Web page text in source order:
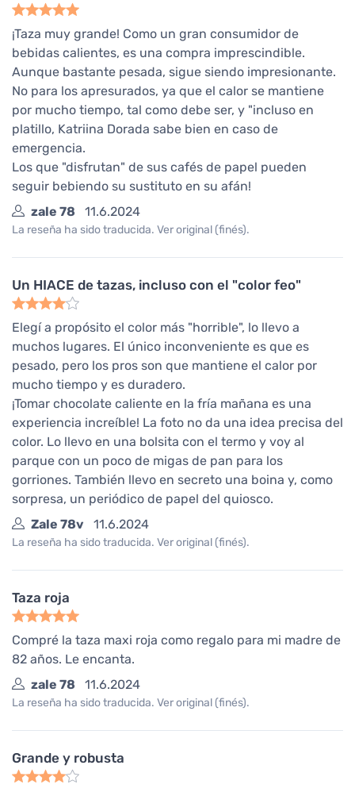
¡Taza muy grande! Como un gran consumidor de
bebidas calientes, es una compra imprescindible.
Aunque bastante pesada, sigue siendo impresionante.
No para los apresurados, ya que el calor se mantiene
por mucho tiempo, tal como debe ser, y "incluso en
platillo, Katriina Dorada sabe bien en caso de
emergencia.
Los que "disfrutan" de sus cafés de papel pueden
seguir bebiendo su sustituto en su afán!
zale 78
11.6.2024
La reseña ha sido traducida. Ver original (finés).
Un HIACE de tazas, incluso con el "color feo"
Elegí a propósito el color más "horrible", lo llevo a
muchos lugares. El único inconveniente es que es
pesado, pero los pros son que mantiene el calor por
mucho tiempo y es duradero.
¡Tomar chocolate caliente en la fría mañana es una
experiencia increíble! La foto no da una idea precisa del
color. Lo llevo en una bolsita con el termo y voy al
parque con un poco de migas de pan para los
gorriones. También llevo en secreto una boina y, como
sorpresa, un periódico de papel del quiosco.
Zale 78v
11.6.2024
La reseña ha sido traducida. Ver original (finés).
Taza roja
Compré la taza maxi roja como regalo para mi madre de
82 años. Le encanta.
zale 78
11.6.2024
La reseña ha sido traducida. Ver original (finés).
Grande y robusta